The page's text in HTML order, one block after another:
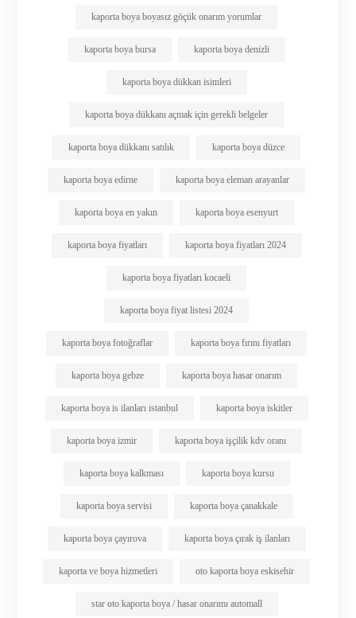
kaporta boya boyasız göçük onarım yorumlar
kaporta boya bursa kaporta boya denizli
kaporta boya dükkan isimleri
kaporta boya dükkanı açmak için gerekli belgeler
kaporta boya dükkanı satılık kaporta boya düzce
kaporta boya edirne kaporta boya eleman arayanlar
kaporta boya en yakın kaporta boya esenyurt
kaporta boya fiyatları kaporta boya fiyatları 2024
kaporta boya fiyatları kocaeli
kaporta boya fiyat listesi 2024
kaporta boya fotoğraflar kaporta boya fırını fiyatları
kaporta boya gebze kaporta boya hasar onarım
kaporta boya is ilanları istanbul kaporta boya iskitler
kaporta boya izmir kaporta boya işçilik kdv oranı
kaporta boya kalkması kaporta boya kursu
kaporta boya servisi kaporta boya çanakkale
kaporta boya çayırova kaporta boya çırak iş ilanları
kaporta ve boya hizmetleri oto kaporta boya eskisehir
star oto kaporta boya / hasar onarımı automall